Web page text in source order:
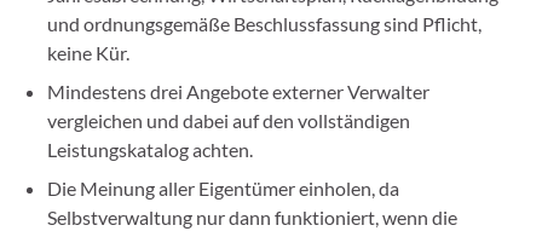
und ordnungsgemäße Beschlussfassung sind Pflicht,
keine Kür.
Mindestens drei Angebote externer Verwalter
vergleichen und dabei auf den vollständigen
Leistungskatalog achten.
Die Meinung aller Eigentümer einholen, da
Selbstverwaltung nur dann funktioniert, wenn die